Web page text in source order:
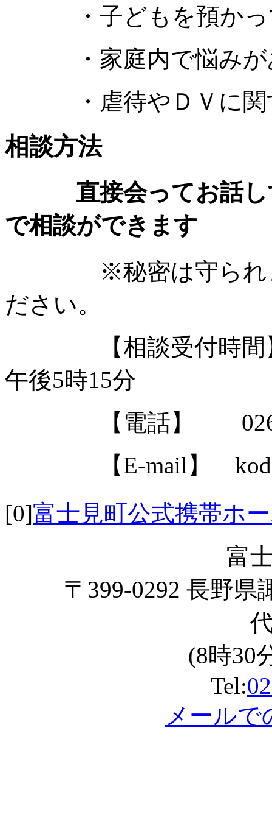
・子どもを預かっ
・家庭内で悩みが
・虐待やＤＶに関
相談方法
直接会ってお話しす
で相談ができます
※秘密は守られま
ださい。
【相談受付時間
午後5時15分
【電話】 0266-
【E-mail】
[0]富士見町公式携帯ホ
富
〒399-0292 長野県
(8時30
Tel:
メールで